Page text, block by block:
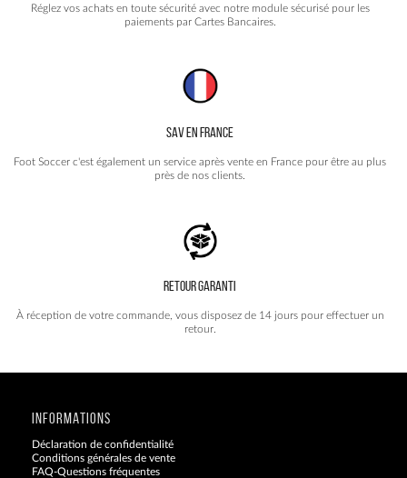
Réglez vos achats en toute sécurité avec notre module sécurisé pour les
paiements par Cartes Bancaires.
SAV EN FRANCE
Foot Soccer c'est également un service après vente en France pour être au plus
près de nos clients.
RETOUR GARANTI
À réception de votre commande, vous disposez de 14 jours pour effectuer un
retour.
INFORMATIONS
Déclaration de confidentialité
Conditions générales de vente
FAQ-Questions fréquentes